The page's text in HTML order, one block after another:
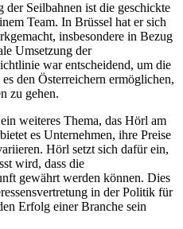
Seilbahnen ist die geschickte
Team. In Brüssel hat er sich
insbesondere in Bezug
Umsetzung der
war entscheidend, um die
den Österreichern ermöglichen,
zu gehen.
weiteres Thema, das Hörl am
es Unternehmen, ihre Preise
Hörl setzt sich dafür ein,
wird, dass die
gewährt werden können. Dies
in der Politik für
Erfolg einer Branche sein